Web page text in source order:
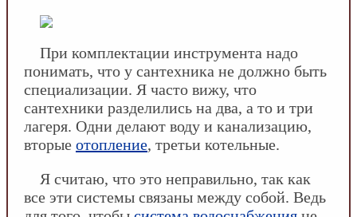
При комплектации инструмента надо
понимать, что у сантехника не должно быть
специализации. Я часто вижу, что
сантехники разделились на два, а то и три
лагеря. Одни делают воду и канализацию,
вторые отопление, третьи котельные.
Я считаю, что это неправильно, так как
все эти системы связаны между собой. Ведь